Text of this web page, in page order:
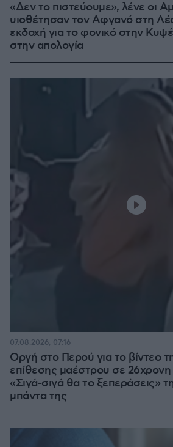
«Δεν το πιστεύουμε», λένε οι
υιοθέτησαν τον Αφγανό στη
εκδοχή για το φονικό στην
στην απολογία
Οργή στο Περού για το βίντεο
επίθεσης μαέστρου σε 26χρονη
«Σιγά-σιγά θα το ξεπεράσεις»
μπάντα της
07.08.2026, 07:16